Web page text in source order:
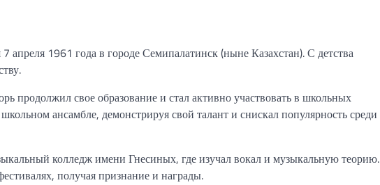
1961 года в городе Семипалатинск (ныне Казахстан). С детства
продолжил свое образование и стал активно участвовать в школьных
ансамбле, демонстрируя свой талант и снискал популярность среди
колледж имени Гнесиных, где изучал вокал и музыкальную теорию.
получая признание и награды.